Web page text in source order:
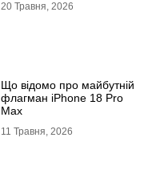
20 Травня, 2026
Що відомо про майбутній
флагман iPhone 18 Pro
Max
11 Травня, 2026